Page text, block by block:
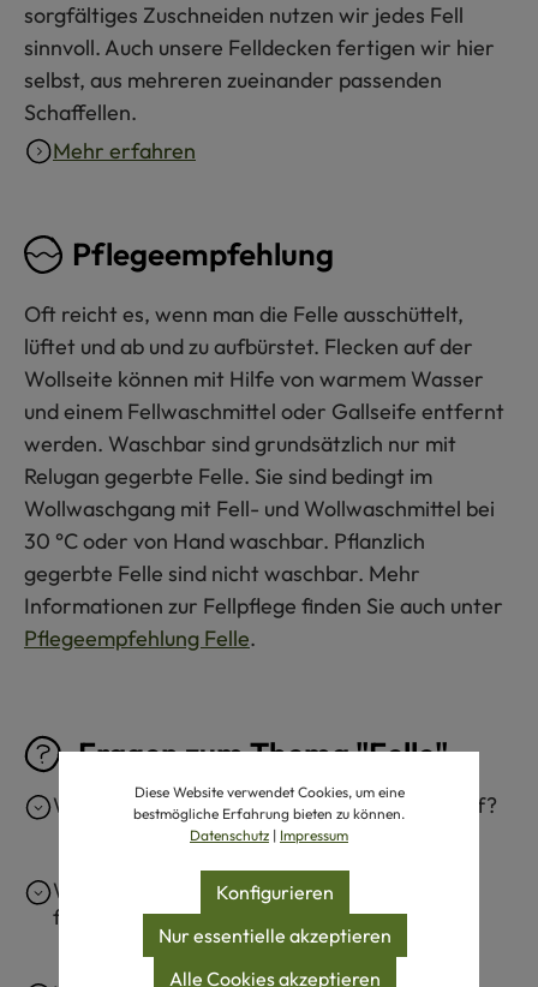
sorgfältiges Zuschneiden nutzen wir jedes Fell
sinnvoll. Auch unsere Felldecken fertigen wir hier
selbst, aus mehreren zueinander passenden
Schaffellen.
Mehr erfahren
Pflegeempfehlung
Oft reicht es, wenn man die Felle ausschüttelt,
lüftet und ab und zu aufbürstet. Flecken auf der
Wollseite können mit Hilfe von warmem Wasser
und einem Fellwaschmittel oder Gallseife entfernt
werden. Waschbar sind grundsätzlich nur mit
Relugan gegerbte Felle. Sie sind bedingt im
Wollwaschgang mit Fell- und Wollwaschmittel bei
30 °C oder von Hand waschbar. Pflanzlich
gegerbte Felle sind nicht waschbar. Mehr
Informationen zur Fellpflege finden Sie auch unter
Pflegeempfehlung Felle.
Fragen zum Thema "Felle"
Warum riecht mein Schaffell sehr nach Schaf?
Wie bekomme ich ein Schaffell wieder
flauschig?
Diese Website verwendet Cookies, um eine
bestmögliche Erfahrung bieten zu können.
Datenschutz | Impressum
Nur essentielle akzeptieren
Konfigurieren
Alle Cookies akzeptieren